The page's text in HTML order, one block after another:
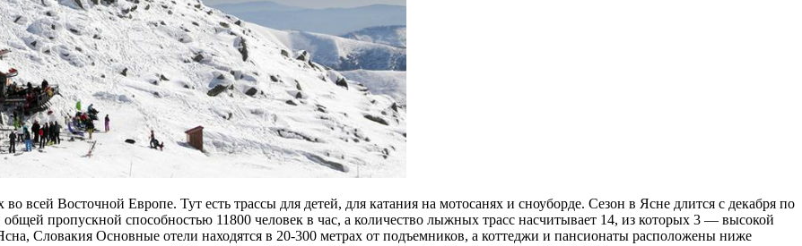
Восточной Европе. Тут есть трассы для детей, для катания на мотосанях и сноуборде. Сезон в Ясне длится с декабря по
пропускной способностью 11800 человек в час, а количество лыжных трасс насчитывает 14, из которых 3 — высокой
Словакия Основные отели находятся в 20-300 метрах от подъемников, а коттеджи и пансионаты расположены ниже